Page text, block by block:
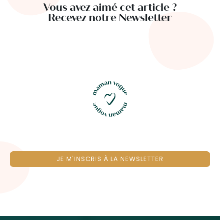
Vous avez aimé cet article ?
Recevez notre Newsletter
JE M'INSCRIS À LA NEWSLETTER